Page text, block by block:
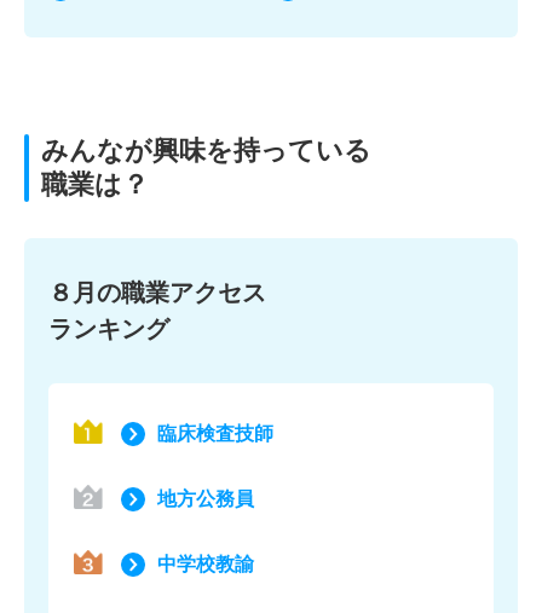
みんなが興味を持っている
職業は？
８月の職業アクセス
ランキング
臨床検査技師
地方公務員
中学校教諭